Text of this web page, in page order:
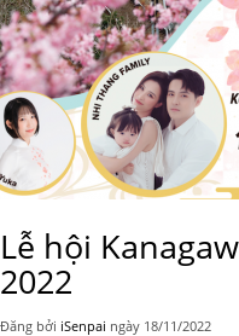
Lễ hội
2022
Đăng bởi iSenpai ngày 18/11/2022